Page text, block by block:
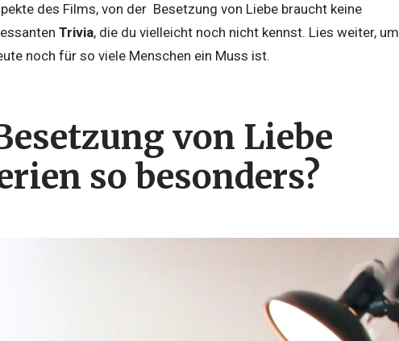
des Films, von der Besetzung von Liebe braucht keine
Trivia, die du vielleicht noch nicht kennst. Lies weiter, um
noch für so viele Menschen ein Muss ist.
von Liebe
so besonders?